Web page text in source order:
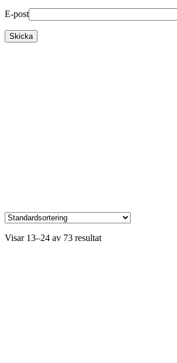
E-post
Visar 13–24 av 73 resultat